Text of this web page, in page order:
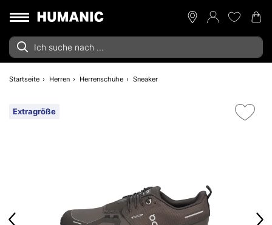
Startseite Herren Herrenschuhe Sneaker
Extragröße